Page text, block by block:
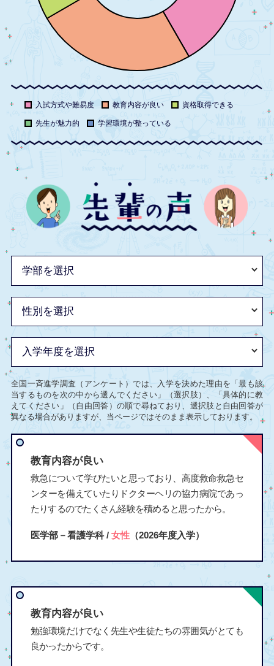
入試方式や難易度 教育内容が良い 資格取得できる
先生が魅力的 学習環境が整っている
全国一斉進学調査（アンケート）では、入学を決めた理由を「最も該
当するものを次の中から選んでください」（選択肢）、「具体的に教
えてください」（自由回答）の順で尋ねており、選択肢と自由回答が
異なる場合がありますが、当ページではそのまま表示しております。
教育内容が良い
救急について学びたいと思っており、高度救命救急セ
ンターを備えていたりドクターヘリの協力病院であっ
たりするのでたくさん経験を積めると思ったから。
医学部－看護学科 / 女性（2026年度入学）
教育内容が良い
勉強環境だけでなく先生や生徒たちの雰囲気がとても
良かったからです。